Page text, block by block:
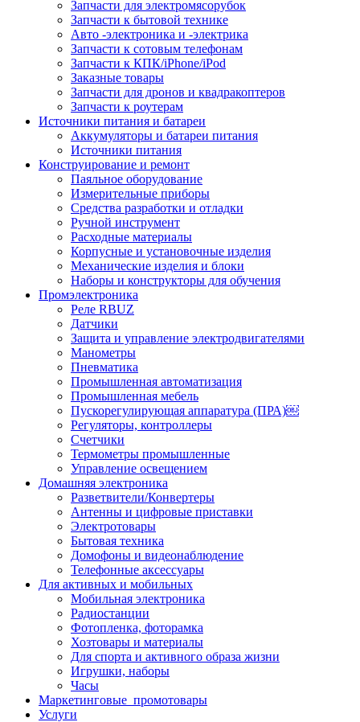
Запчасти для электромясорубок
Запчасти к бытовой технике
Авто -электроника и -электрика
Запчасти к сотовым телефонам
Запчасти к КПК/iPhone/iPod
Заказные товары
Запчасти для дронов и квадракоптеров
Запчасти к роутерам
Источники питания и батареи
Аккумуляторы и батареи питания
Источники питания
Конструирование и ремонт
Паяльное оборудование
Измерительные приборы
Средства разработки и отладки
Ручной инструмент
Расходные материалы
Корпусные и установочные изделия
Механические изделия и блоки
Наборы и конструкторы для обучения
Промэлектроника
Реле RBUZ
Датчики
Защита и управление электродвигателями
Манометры
Пневматика
Промышленная автоматизация
Промышленная мебель
Пускорегулирующая аппаратура (ПРА)￼
Регуляторы, контроллеры
Счетчики
Термометры промышленные
Управление освещением
Домашняя электроника
Разветвители/Конвертеры
Антенны и цифровые приставки
Электротовары
Бытовая техника
Домофоны и видеонаблюдение
Телефонные аксессуары
Для активных и мобильных
Мобильная электроника
Радиостанции
Фотопленка, фоторамка
Хозтовары и материалы
Для спорта и активного образа жизни
Игрушки, наборы
Часы
Маркетинговые_промотовары
Услуги